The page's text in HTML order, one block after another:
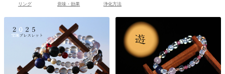
リング 意味・効果 浄化方法